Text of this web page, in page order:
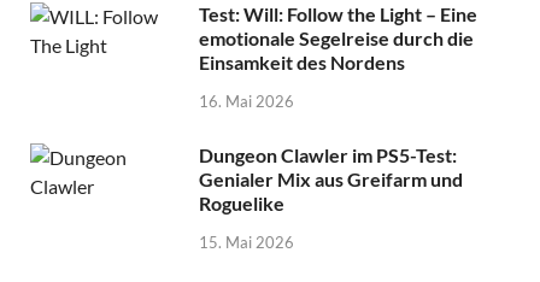
Test: Will: Follow the Light – Eine
emotionale Segelreise durch die
Einsamkeit des Nordens
16. Mai 2026
Dungeon Clawler im PS5-Test:
Genialer Mix aus Greifarm und
Roguelike
15. Mai 2026